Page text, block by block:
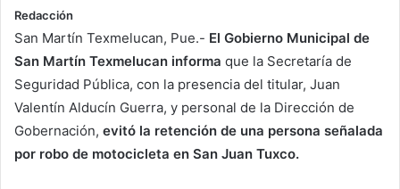
Redacción
San Martín Texmelucan, Pue.- El Gobierno Municipal de
San Martín Texmelucan informa que la Secretaría de
Seguridad Pública, con la presencia del titular, Juan
Valentín Alducín Guerra, y personal de la Dirección de
Gobernación, evitó la retención de una persona señalada
por robo de motocicleta en San Juan Tuxco.